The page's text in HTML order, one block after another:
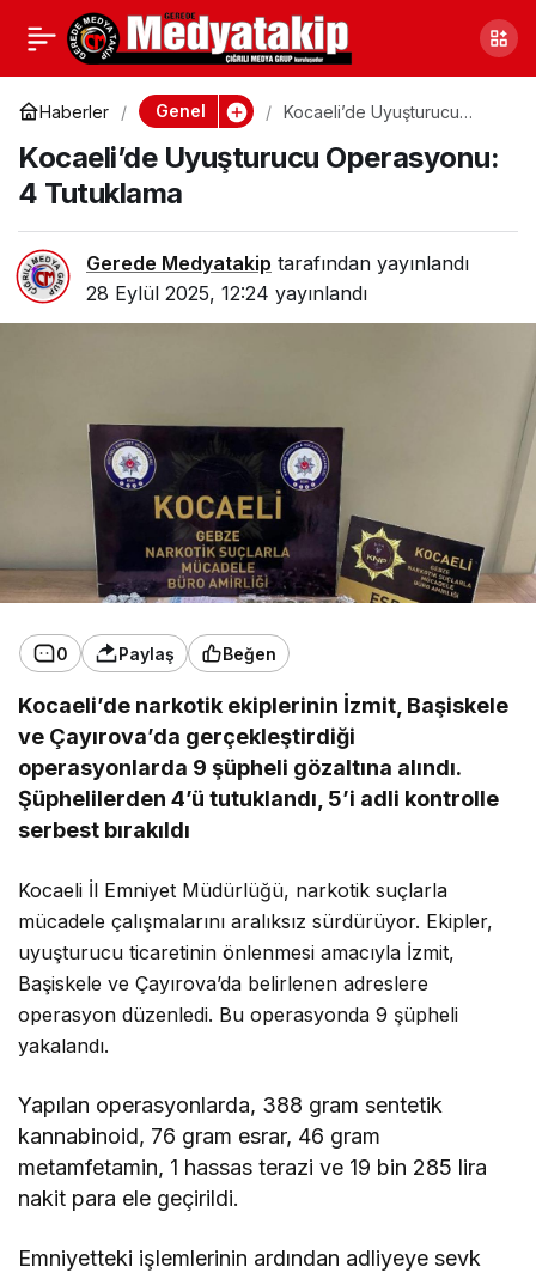
Haberler Genel
Kocaeli’de Uyuşturucu
Kocaeli’de Uyuşturucu Operasyonu:
4 Tutuklama
Gerede Medyatakip tarafından yayınlandı
28 Eylül 2025, 12:24 yayınlandı
0 Paylaş Beğen
Kocaeli’de narkotik ekiplerinin İzmit, Başiskele
ve Çayırova’da gerçekleştirdiği
operasyonlarda 9 şüpheli gözaltına alındı.
Şüphelilerden 4’ü tutuklandı, 5’i adli kontrolle
serbest bırakıldı
Kocaeli İl Emniyet Müdürlüğü, narkotik suçlarla
mücadele çalışmalarını aralıksız sürdürüyor. Ekipler,
uyuşturucu ticaretinin önlenmesi amacıyla İzmit,
Başiskele ve Çayırova’da belirlenen adreslere
operasyon düzenledi. Bu operasyonda 9 şüpheli
yakalandı.
Yapılan operasyonlarda, 388 gram sentetik
kannabinoid, 76 gram esrar, 46 gram
metamfetamin, 1 hassas terazi ve 19 bin 285 lira
nakit para ele geçirildi.
Emniyetteki işlemlerinin ardından adliyeye sevk
Kastamonu Taşköprü’de
Korkunç Yangın: Ev Ve
Ahır Alevler İçinde Kaldı
Paylaş